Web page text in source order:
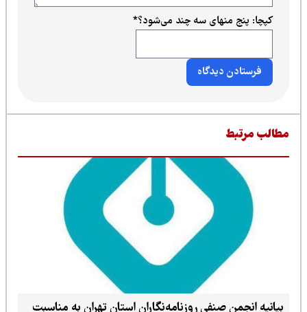
کپچا: پنج منهای سه چند می‌شود؟*
مرتبط
بیانیه انجمن صنفی روزنامه‌نگاران استان تهران به مناسبت